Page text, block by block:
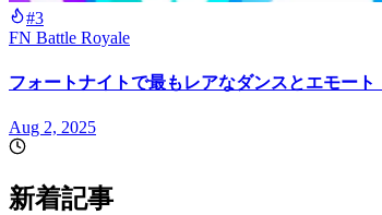
#3
FN Battle Royale
フォートナイトで最もレアなダンスとエモート
Aug 2, 2025
新着記事